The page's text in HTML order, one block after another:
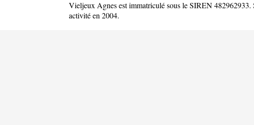
Vieljeux Agnes est immatriculé sous le SIREN 482962933.
activité en 2004.